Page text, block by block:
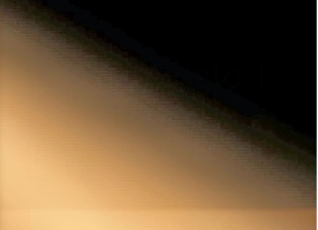
5 de agosto |
Miércoles de
la XVIII
semana del
Tiempo
ordinario